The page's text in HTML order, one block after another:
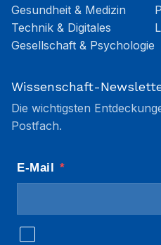
Gesundheit & Medizin
Technik & Digitales
Gesellschaft & Psychologie
Wissenschaft-
Die wichtigsten
Postfach.